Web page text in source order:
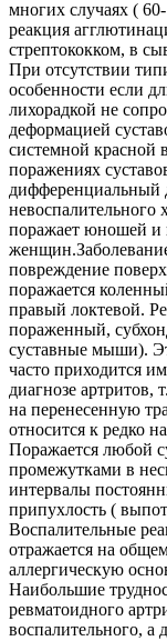
многих случаях (
реакция
стрептококком, в
При отсутствии
особенности если
лихорадкой не
деформацией
системной красной
поражениях
дифференциальный
невоспалительного
поражает юношей и
повреждение
поражается
правый локтевой.
пораженный,
суставные мыши).
часто приходится
диагнозе артритов,
на перенесенную
относится к редко
Поражается любой
промежутками в
интервалы
припухлость (
Воспалительные
отражается на
аллергическую
Наибольшие
ревматоидного
воспалительного, а